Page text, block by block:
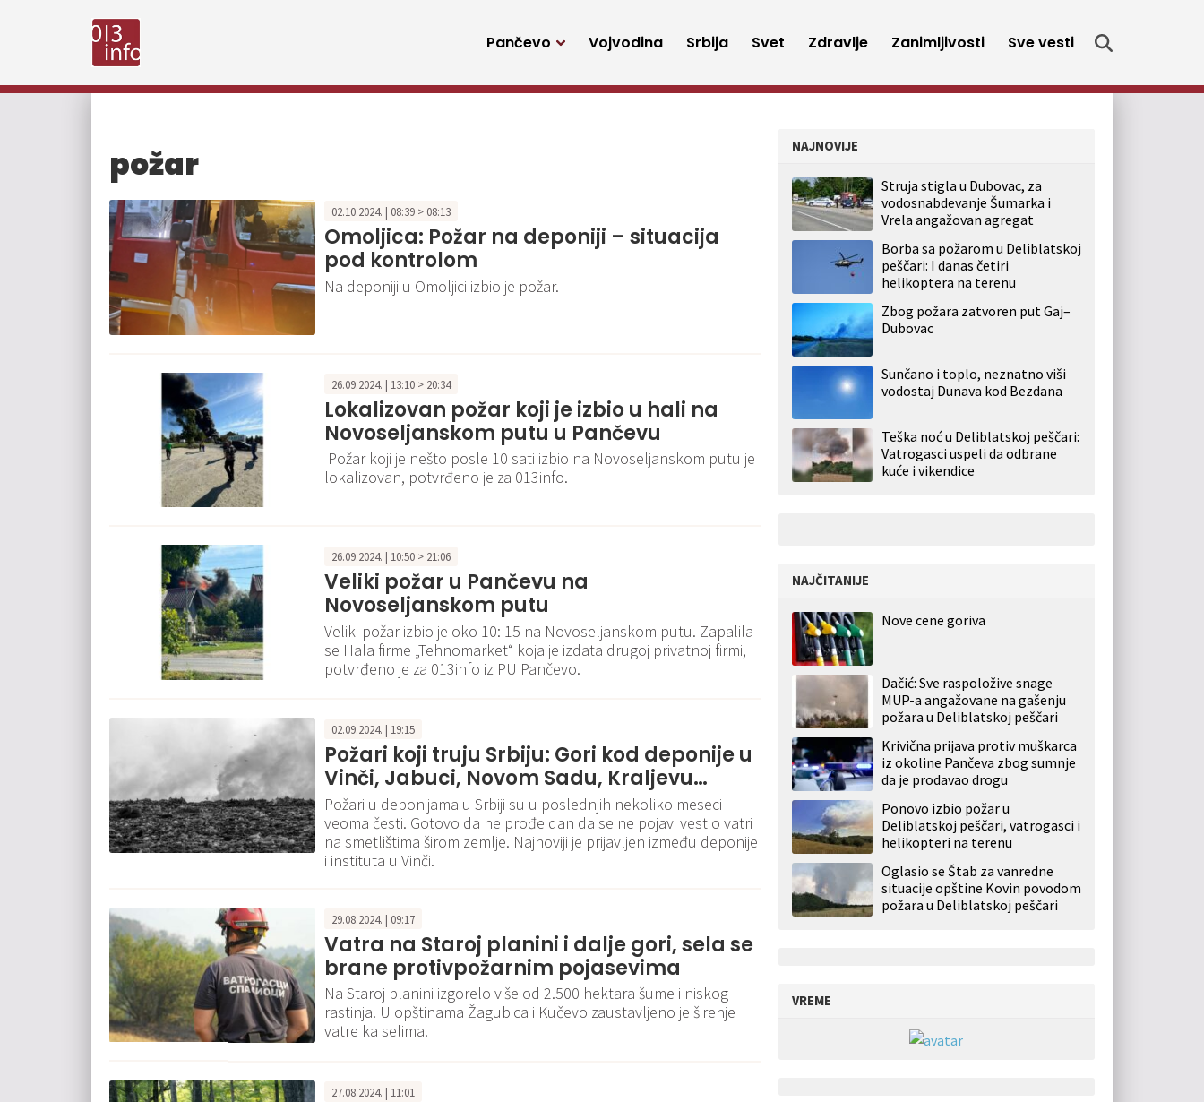
Pančevo Vojvodina Srbija Svet Zdravlje Zanimljivosti Sve vesti
požar
02.10.2024. | 08:39 > 08:13
Omoljica: Požar na deponiji – situacija
pod kontrolom
Na deponiji u Omoljici izbio je požar.
26.09.2024. | 13:10 > 20:34
Lokalizovan požar koji je izbio u hali na
Novoseljanskom putu u Pančevu
Požar koji je nešto posle 10 sati izbio na Novoseljanskom putu je
lokalizovan, potvrđeno je za 013info.
26.09.2024. | 10:50 > 21:06
Veliki požar u Pančevu na
Novoseljanskom putu
Veliki požar izbio je oko 10: 15 na Novoseljanskom putu. Zapalila
se Hala firme „Tehnomarket“ koja je izdata drugoj privatnoj firmi,
potvrđeno je za 013info iz PU Pančevo.
02.09.2024. | 19:15
Požari koji truju Srbiju: Gori kod deponije u
Vinči, Jabuci, Novom Sadu, Kraljevu…
Požari u deponijama u Srbiji su u poslednjih nekoliko meseci
veoma česti. Gotovo da ne prođe dan da se ne pojavi vest o vatri
na smetlištima širom zemlje. Najnoviji je prijavljen između deponije
i instituta u Vinči.
29.08.2024. | 09:17
Vatra na Staroj planini i dalje gori, sela se
brane protivpožarnim pojasevima
Na Staroj planini izgorelo više od 2.500 hektara šume i niskog
rastinja. U opštinama Žagubica i Kučevo zaustavljeno je širenje
vatre ka selima.
27.08.2024. | 11:01
NAJNOVIJE
Struja stigla u Dubovac, za
vodosnabdevanje Šumarka i
Vrela angažovan agregat
Borba sa požarom u Deliblatskoj
peščari: I danas četiri
helikoptera na terenu
Zbog požara zatvoren put Gaj–
Dubovac
Sunčano i toplo, neznatno viši
vodostaj Dunava kod Bezdana
Teška noć u Deliblatskoj peščari:
Vatrogasci uspeli da odbrane
kuće i vikendice
NAJČITANIJE
Nove cene goriva
Dačić: Sve raspoložive snage
MUP-a angažovane na gašenju
požara u Deliblatskoj peščari
Krivična prijava protiv muškarca
iz okoline Pančeva zbog sumnje
da je prodavao drogu
Ponovo izbio požar u
Deliblatskoj peščari, vatrogasci i
helikopteri na terenu
Oglasio se Štab za vanredne
situacije opštine Kovin povodom
požara u Deliblatskoj peščari
VREME